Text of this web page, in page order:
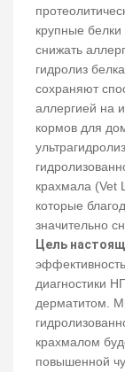
крупные
снижать
гидролиз
сохраняют
аллергией на
кормов для
крахмала (Vet
которые
значительно
Цель
диагностики
дерматитом.
крахмалом
повышенной